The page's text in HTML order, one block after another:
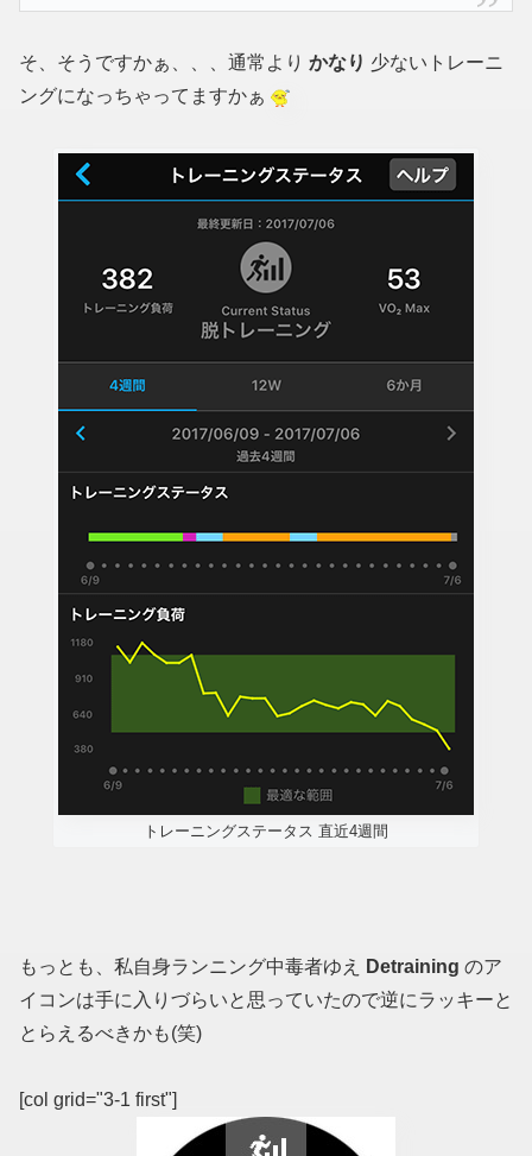
そ、そうですかぁ、、、通常より かなり 少ないトレーニ
ングになっちゃってますかぁ
トレーニングステータス 直近4週間
もっとも、私自身ランニング中毒者ゆえ Detraining のア
イコンは手に入りづらいと思っていたので逆にラッキーと
とらえるべきかも(笑)
[col grid="3-1 first"]